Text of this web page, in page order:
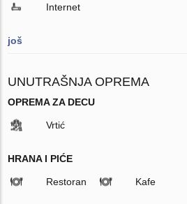
Internet
još
UNUTRAŠNJA OPREMA
OPREMA ZA DECU
Vrtić
HRANA I PIĆE
Restoran Kafe